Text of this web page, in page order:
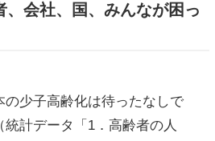
、会社、国、みんなが困っ
の少子高齢化は待ったなしで
統計データ「1．高齢者の人